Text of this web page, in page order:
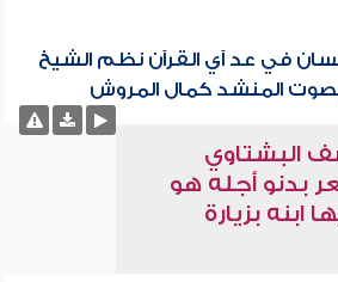
في عد آي القرآن نظم الشيخ
المنشد كمال المروش
البشتاوي
بدنو أجله هو
ابنه بزيارة